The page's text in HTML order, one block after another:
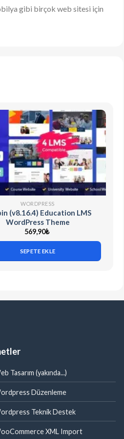
gibi birçok web sitesi için
WORDPRESS
(v8.16.4) Education LMS
WordPress Theme
569,90₺
SEPETE EKLE
Tasarım (yakında...)
Düzenleme
Teknik Destek
XML Import